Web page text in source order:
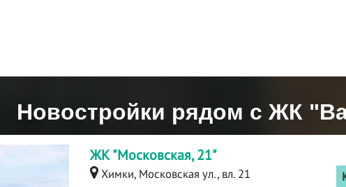
Новостройки рядом с ЖК
ЖК "Московская, 21"
Химки, Московская ул., вл. 21